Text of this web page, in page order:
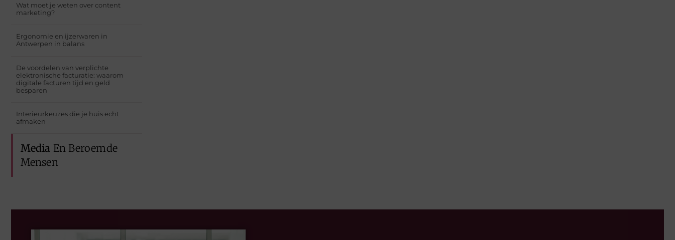
Wat moet je weten over content
marketing?
Ergonomie en ijzerwaren in
Antwerpen in balans
De voordelen van verplichte
elektronische facturatie: waarom
digitale facturen tijd en geld
besparen
Interieurkeuzes die je huis echt
afmaken
Media En Beroemde
Mensen